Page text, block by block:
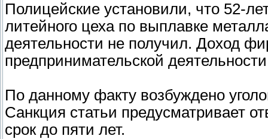
Полицейские установили, что 52-
литейного цеха по выплавке
деятельности не получил. Доход
предпринимательской
По данному факту возбуждено
Санкция статьи предусматривает
срок до пяти лет.